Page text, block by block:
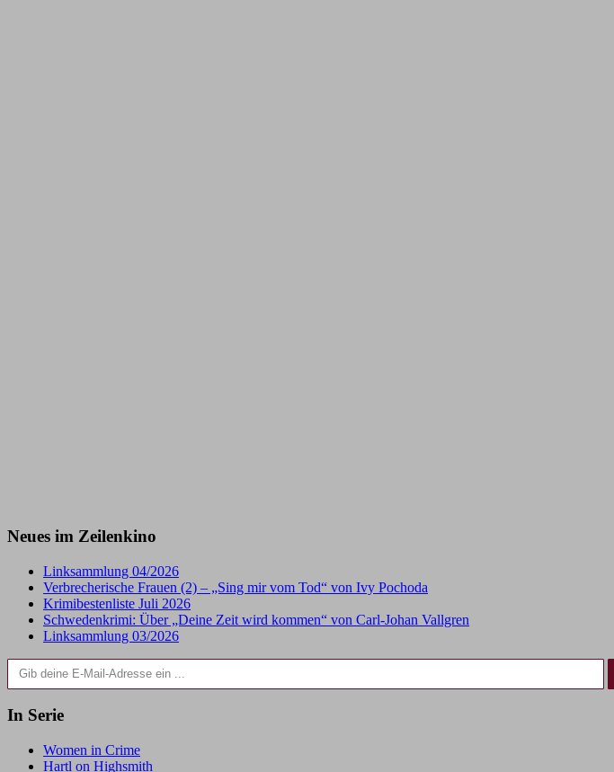
Neues im Zeilenkino
Linksammlung 04/2026
Verbrecherische Frauen (2) – „Sing mir vom Tod“ von Ivy Pochoda
Krimibestenliste Juli 2026
Schwedenkrimi: Über „Deine Zeit wird kommen“ von Carl-Johan Vallgren
Linksammlung 03/2026
Gib deine E-Mail-Adresse ein ...
In Serie
Women in Crime
Hartl on Highsmith